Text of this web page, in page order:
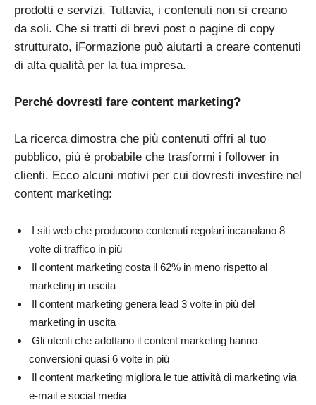
prodotti e servizi. Tuttavia, i contenuti non si creano
da soli. Che si tratti di brevi post o pagine di copy
strutturato, iFormazione può aiutarti a creare contenuti
di alta qualità per la tua impresa.
Perché dovresti fare content marketing?
La ricerca dimostra che più contenuti offri al tuo
pubblico, più è probabile che trasformi i follower in
clienti. Ecco alcuni motivi per cui dovresti investire nel
content marketing:
I siti web che producono contenuti regolari incanalano 8
volte di traffico in più
Il content marketing costa il 62% in meno rispetto al
marketing in uscita
Il content marketing genera lead 3 volte in più del
marketing in uscita
Gli utenti che adottano il content marketing hanno
conversioni quasi 6 volte in più
Il content marketing migliora le tue attività di marketing via
e-mail e social media